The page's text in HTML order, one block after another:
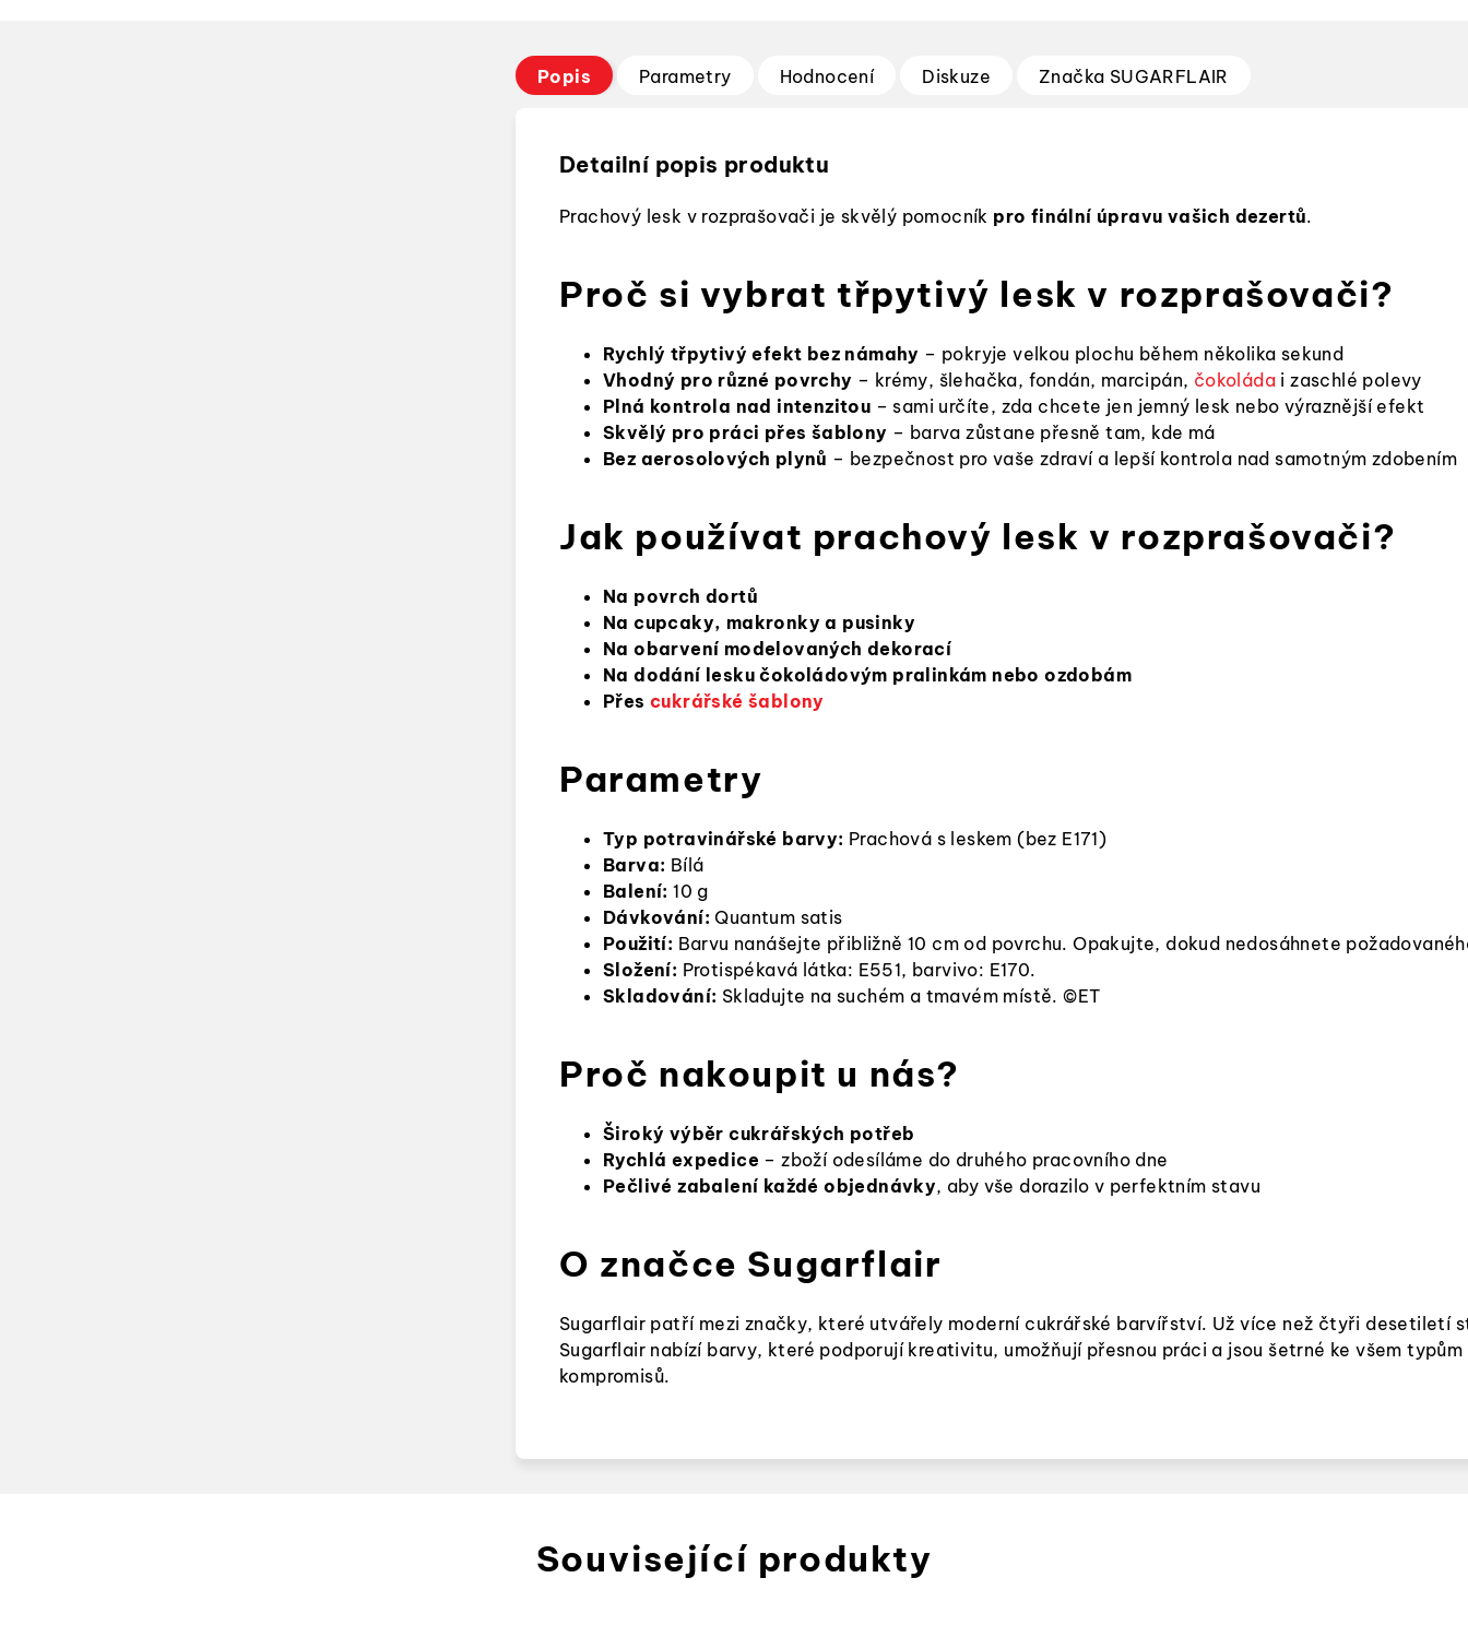
Popis Parametry Hodnocení Diskuze Značka SUGARFLAIR
Detailní popis produktu
Prachový lesk v rozprašovači je skvělý pomocník pro finální úpravu vašich dezertů.
Proč si vybrat třpytivý lesk v rozprašovači?
Rychlý třpytivý efekt bez námahy – pokryje velkou plochu během několika sekund
Vhodný pro různé povrchy – krémy, šlehačka, fondán, marcipán, čokoláda i zaschlé polevy
Plná kontrola nad intenzitou – sami určíte, zda chcete jen jemný lesk nebo výraznější efekt
Skvělý pro práci přes šablony – barva zůstane přesně tam, kde má
Bez aerosolových plynů – bezpečnost pro vaše zdraví a lepší kontrola nad samotným zdobením
Jak používat prachový lesk v rozprašovači?
Na povrch dortů
Na cupcaky, makronky a pusinky
Na obarvení modelovaných dekorací
Na dodání lesku čokoládovým pralinkám nebo ozdobám
Přes cukrářské šablony
Parametry
Typ potravinářské barvy: Prachová s leskem (bez E171)
Barva: Bílá
Balení: 10 g
Dávkování: Quantum satis
Použití: Barvu nanášejte přibližně 10 cm od povrchu. Opakujte, dokud nedosáhnete
Složení: Protispékavá látka: E551, barvivo: E170.
Skladování: Skladujte na suchém a tmavém místě. ©ET
Proč nakoupit u nás?
Široký výběr cukrářských potřeb
Rychlá expedice – zboží odesíláme do druhého pracovního dne
Pečlivé zabalení každé objednávky, aby vše dorazilo v perfektním stavu
O značce Sugarflair
Sugarflair patří mezi značky, které utvářely moderní cukrářské barvířství. Už více než čtyři
Sugarflair nabízí barvy, které podporují kreativitu, umožňují přesnou práci a jsou šetrné ke všem
kompromisů.
Související produkty